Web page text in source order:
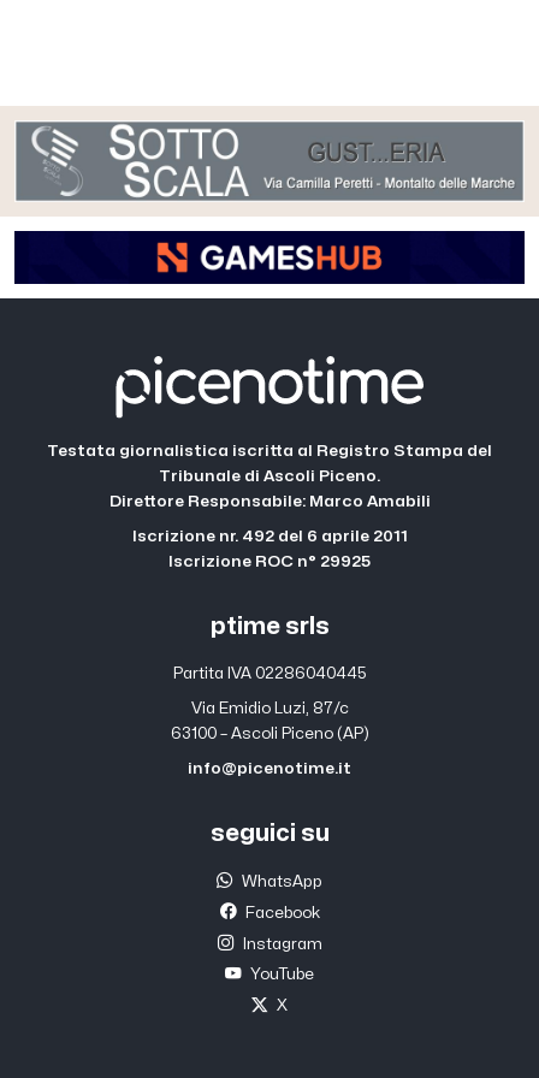
Testata giornalistica iscritta al Registro Stampa del
Tribunale di Ascoli Piceno.
Direttore Responsabile: Marco Amabili
Iscrizione nr. 492 del 6 aprile 2011
Iscrizione ROC n° 29925
ptime srls
Partita IVA 02286040445
Via Emidio Luzi, 87/c
63100 – Ascoli Piceno (AP)
info@picenotime.it
seguici su
WhatsApp
Facebook
Instagram
YouTube
X